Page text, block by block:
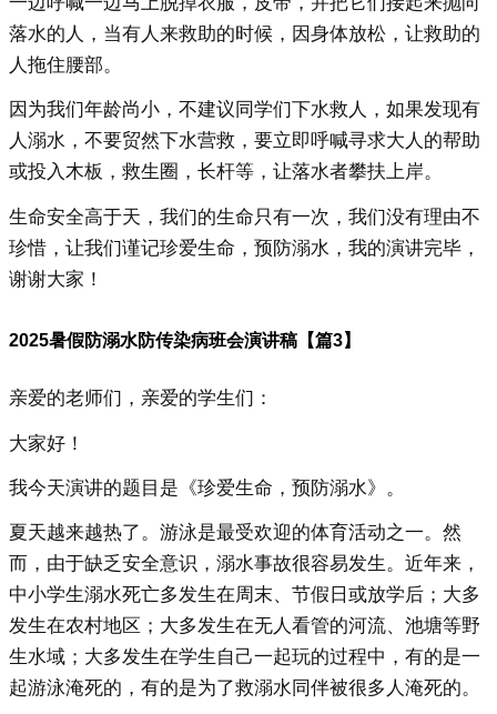
落水的人，当有人来救助的时候，因身体放松，让救助的
人拖住腰部。
因为我们年龄尚小，不建议同学们下水救人，如果发现有
人溺水，不要贸然下水营救，要立即呼喊寻求大人的帮助
或投入木板，救生圈，长杆等，让落水者攀扶上岸。
生命安全高于天，我们的生命只有一次，我们没有理由不
珍惜，让我们谨记珍爱生命，预防溺水，我的演讲完毕，
谢谢大家！
2025暑假防溺水防传染病班会演讲稿【篇3】
亲爱的老师们，亲爱的学生们：
大家好！
我今天演讲的题目是《珍爱生命，预防溺水》。
夏天越来越热了。游泳是最受欢迎的体育活动之一。然
而，由于缺乏安全意识，溺水事故很容易发生。近年来，
中小学生溺水死亡多发生在周末、节假日或放学后；大多
发生在农村地区；大多发生在无人看管的河流、池塘等野
生水域；大多发生在学生自己一起玩的过程中，有的是一
起游泳淹死的，有的是为了救溺水同伴被很多人淹死的。